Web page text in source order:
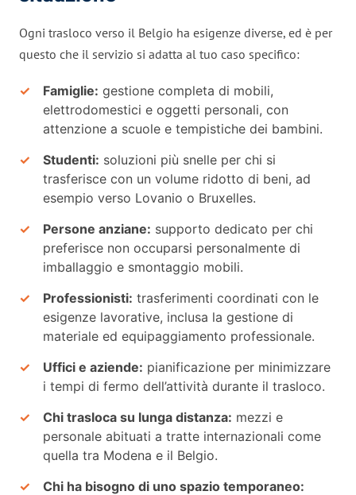
Ogni trasloco verso il Belgio ha esigenze diverse, ed è per
questo che il servizio si adatta al tuo caso specifico:
Famiglie: gestione completa di mobili,
elettrodomestici e oggetti personali, con
attenzione a scuole e tempistiche dei bambini.
Studenti: soluzioni più snelle per chi si
trasferisce con un volume ridotto di beni, ad
esempio verso Lovanio o Bruxelles.
Persone anziane: supporto dedicato per chi
preferisce non occuparsi personalmente di
imballaggio e smontaggio mobili.
Professionisti: trasferimenti coordinati con le
esigenze lavorative, inclusa la gestione di
materiale ed equipaggiamento professionale.
Uffici e aziende: pianificazione per minimizzare
i tempi di fermo dell’attività durante il trasloco.
Chi trasloca su lunga distanza: mezzi e
personale abituati a tratte internazionali come
quella tra Modena e il Belgio.
Chi ha bisogno di uno spazio temporaneo: